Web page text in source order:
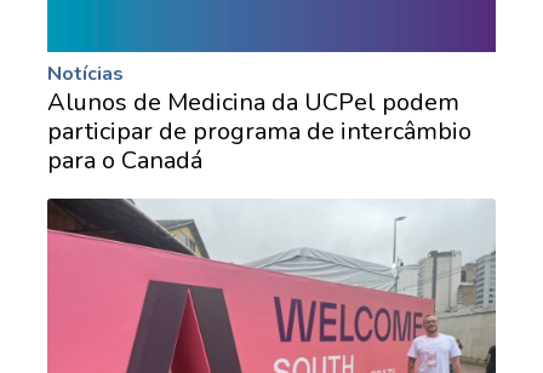
Notícias
Alunos de Medicina da UCPel podem
participar de programa de intercâmbio
para o Canadá